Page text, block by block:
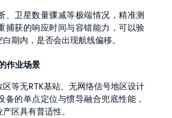
、卫星数量骤减等极端情况，精准测
捕获的响应时间与容错能力，可以验
期内，是否会出现航线偏移。
作业场景
等无RTK基站、无网络信号地区设计
备的单点定位与惯导融合兜底性能，
区具有普适性。